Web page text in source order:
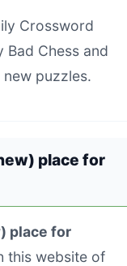
Crossword
Bad Chess and
puzzles.
place for
place for
this website of